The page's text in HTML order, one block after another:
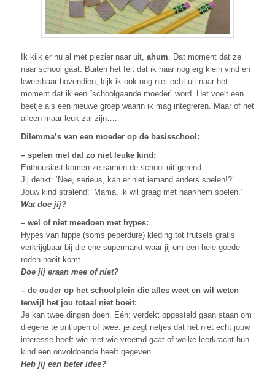
Ik kijk er nu al met plezier naar uit, ahum. Dat moment dat ze
naar school gaat. Buiten het feit dat ik haar nog erg klein vind en
kwetsbaar bovendien, kijk ik ook nog niet echt uit naar het
moment dat ik een “schoolgaande moeder” word. Het voelt een
beetje als een nieuwe groep waarin ik mag integreren. Maar of het
alleen maar leuk zal zijn….
Dilemma’s van een moeder op de basisschool:
– spelen met dat zo niet leuke kind:
Enthousiast komen ze samen de school uit gerend.
Jij denkt: ‘Nee, serieus, kan er niet iemand anders spelen!?’
Jouw kind stralend: ‘Mama, ik wil graag met haar/hem spelen.’
Wat doe jij?
– wel of niet meedoen met hypes:
Hypes van hippe (soms peperdure) kleding tot frutsels gratis
verkrijgbaar bij die ene supermarkt waar jij om een hele goede
reden nooit komt.
Doe jij eraan mee of niet?
– de ouder op het schoolplein die alles weet en wil weten
terwijl het jou totaal niet boeit:
Je kan twee dingen doen. Eén: verdekt opgesteld gaan staan om
diegene te ontlopen of twee: je zegt netjes dat het niet echt jouw
interesse heeft wie met wie vreemd gaat of welke leerkracht hun
kind een onvoldoende heeft gegeven.
Heb jij een beter idee?